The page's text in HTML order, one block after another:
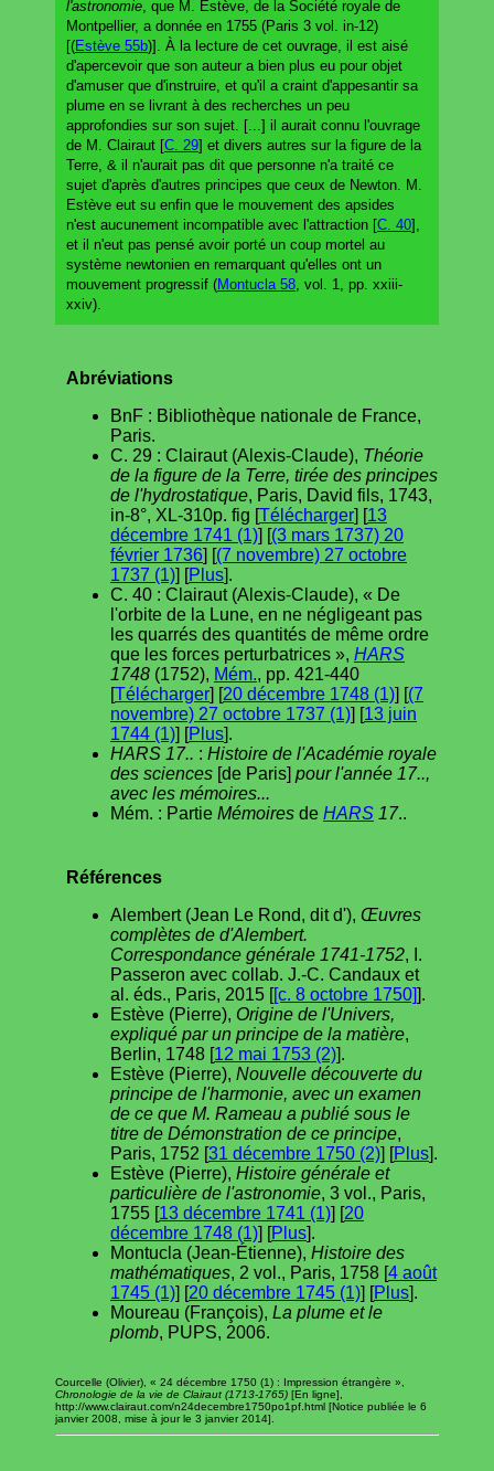
l'astronomie , que M. Estève, de la Société royale de
Montpellier, a donnée en 1755 (Paris 3 vol. in-12)
[(Estève 55b)]. À la lecture de cet ouvrage, il est aisé
d'apercevoir que son auteur a bien plus eu pour objet
d'amuser que d'instruire, et qu'il a craint d'appesantir sa
plume en se livrant à des recherches un peu
approfondies sur son sujet. [...] il aurait connu l'ouvrage
de M. Clairaut [C. 29] et divers autres sur la figure de la
Terre, & il n'aurait pas dit que personne n'a traité ce
sujet d'après d'autres principes que ceux de Newton. M.
Estève eut su enfin que le mouvement des apsides
n'est aucunement incompatible avec l'attraction [C. 40],
et il n'eut pas pensé avoir porté un coup mortel au
système newtonien en remarquant qu'elles ont un
mouvement progressif (Montucla 58 , vol. 1, pp. xxiii-
xxiv).
Abréviations
BnF : Bibliothèque nationale de France,
Paris.
C. 29 : Clairaut (Alexis-Claude), Théorie
de la figure de la Terre, tirée des principes
de l'hydrostatique, Paris, David fils, 1743,
in-8°, XL-310p. fig [Télécharger] [13
décembre 1741 (1)] [(3 mars 1737) 20
février 1736] [(7 novembre) 27 octobre
1737 (1)] [Plus].
C. 40 : Clairaut (Alexis-Claude), « De
l'orbite de la Lune, en ne négligeant pas
les quarrés des quantités de même ordre
que les forces perturbatrices », HARS
1748 (1752), Mém., pp. 421-440
[Télécharger] [20 décembre 1748 (1)] [(7
novembre) 27 octobre 1737 (1)] [13 juin
1744 (1)] [Plus].
HARS 17.. : Histoire de l'Académie royale
des sciences [de Paris] pour l'année 17..,
avec les mémoires...
Mém. : Partie Mémoires de HARS 17..
Références
Alembert (Jean Le Rond, dit d'), Œuvres
complètes de d'Alembert.
Correspondance générale 1741-1752, I.
Passeron avec collab. J.-C. Candaux et
al. éds., Paris, 2015 [[c. 8 octobre 1750]].
Estève (Pierre), Origine de l'Univers,
expliqué par un principe de la matière,
Berlin, 1748 [12 mai 1753 (2)].
Estève (Pierre), Nouvelle découverte du
principe de l'harmonie, avec un examen
de ce que M. Rameau a publié sous le
titre de Démonstration de ce principe,
Paris, 1752 [31 décembre 1750 (2)] [Plus].
Estève (Pierre), Histoire générale et
particulière de l'astronomie, 3 vol., Paris,
1755 [13 décembre 1741 (1)] [20
décembre 1748 (1)] [Plus].
Montucla (Jean-Étienne), Histoire des
mathématiques, 2 vol., Paris, 1758 [4 août
1745 (1)] [20 décembre 1745 (1)] [Plus].
Moureau (François), La plume et le
plomb, PUPS, 2006.
Courcelle (Olivier), « 24 décembre 1750 (1) : Impression étrangère »,
Chronologie de la vie de Clairaut (1713-1765) [En ligne],
http://www.clairaut.com/n24decembre1750po1pf.html [Notice publiée le 6
janvier 2008, mise à jour le 3 janvier 2014].